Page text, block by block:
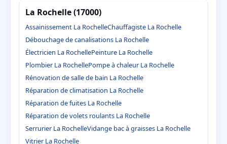
La Rochelle (17000)
Assainissement La RochelleChauffagiste La Rochelle
Débouchage de canalisations La Rochelle
Électricien La RochellePeinture La Rochelle
Plombier La RochellePompe à chaleur La Rochelle
Rénovation de salle de bain La Rochelle
Réparation de climatisation La Rochelle
Réparation de fuites La Rochelle
Réparation de volets roulants La Rochelle
Serrurier La RochelleVidange bac à graisses La Rochelle
Vitrier La Rochelle